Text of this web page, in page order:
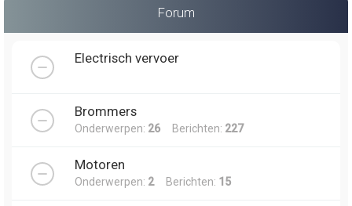
Forum
Electrisch vervoer
Brommers
Onderwerpen: 26 Berichten: 227
Motoren
Onderwerpen: 2Berichten: 15